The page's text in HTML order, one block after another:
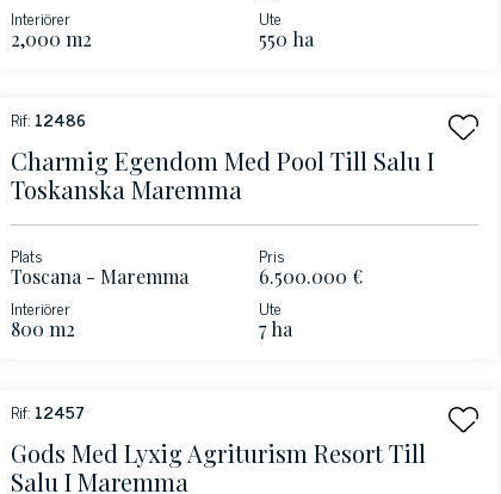
Interiörer
2,000 m2
Ute
550 ha
Rif: 12486
Charmig Egendom Med Pool Till Salu I
Toskanska Maremma
Plats
Toscana - Maremma
Pris
6.500.000 €
Interiörer
800 m2
Ute
7 ha
Rif: 12457
Gods Med Lyxig Agriturism Resort Till
Salu I Maremma